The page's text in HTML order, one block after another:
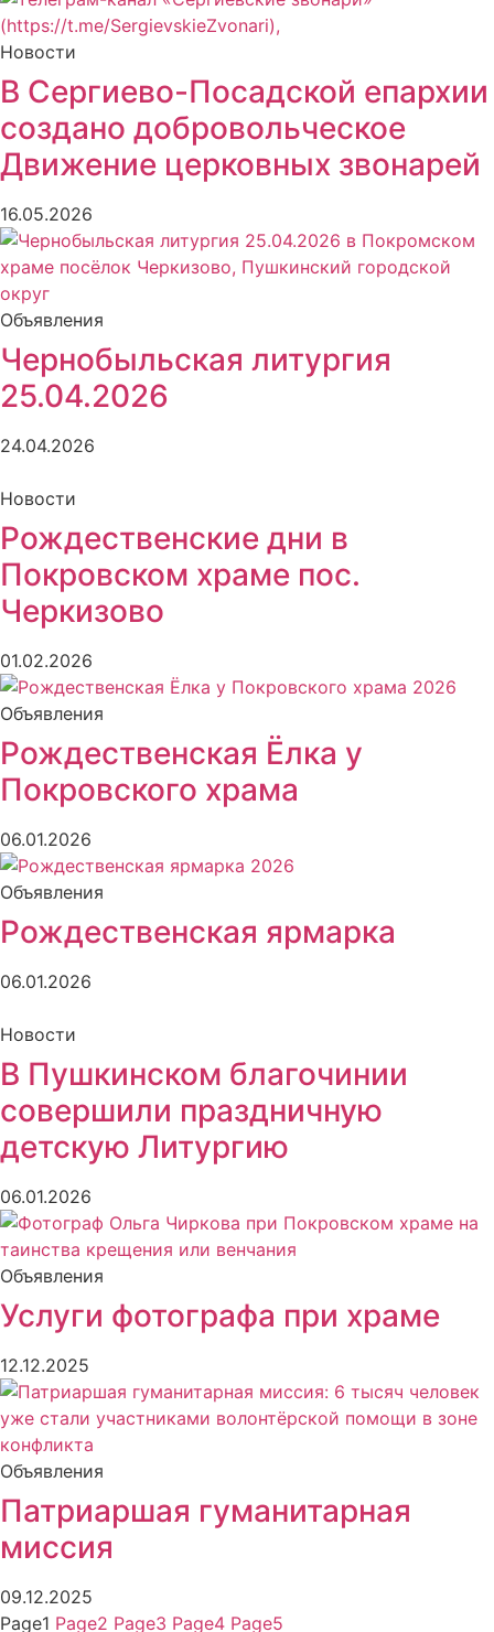
Новости
В Сергиево-Посадской епархии
создано добровольческое
Движение церковных звонарей
16.05.2026
Объявления
Чернобыльская литургия
25.04.2026
24.04.2026
Новости
Рождественские дни в
Покровском храме пос.
Черкизово
01.02.2026
Объявления
Рождественская Ёлка у
Покровского храма
06.01.2026
Объявления
Рождественская ярмарка
06.01.2026
Новости
В Пушкинском благочинии
совершили праздничную
детскую Литургию
06.01.2026
Объявления
Услуги фотографа при храме
12.12.2025
Объявления
Патриаршая гуманитарная
миссия
09.12.2025
Page1 Page2 Page3 Page4 Page5